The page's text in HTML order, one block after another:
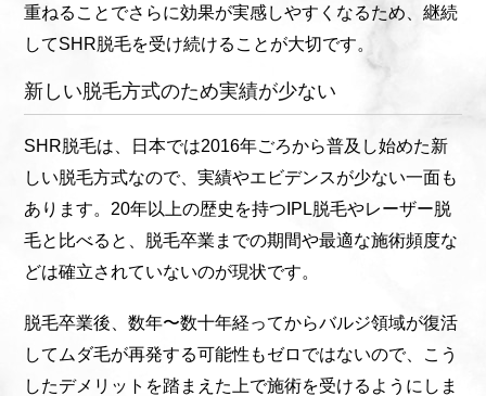
重ねることでさらに効果が実感しやすくなるため、継続
してSHR脱毛を受け続けることが大切です。
新しい脱毛方式のため実績が少ない
SHR脱毛は、日本では2016年ごろから普及し始めた新
しい脱毛方式なので、実績やエビデンスが少ない一面も
あります。20年以上の歴史を持つIPL脱毛やレーザー脱
毛と比べると、脱毛卒業までの期間や最適な施術頻度な
どは確立されていないのが現状です。
脱毛卒業後、数年〜数十年経ってからバルジ領域が復活
してムダ毛が再発する可能性もゼロではないので、こう
したデメリットを踏まえた上で施術を受けるようにしま